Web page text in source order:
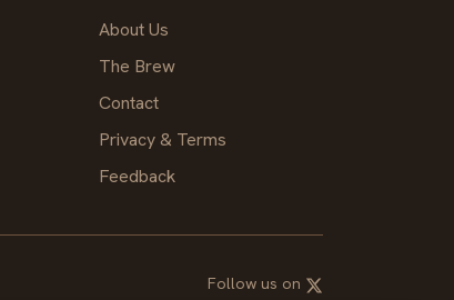
About Us
The Brew
Contact
Privacy & Terms
Feedback
Follow us on